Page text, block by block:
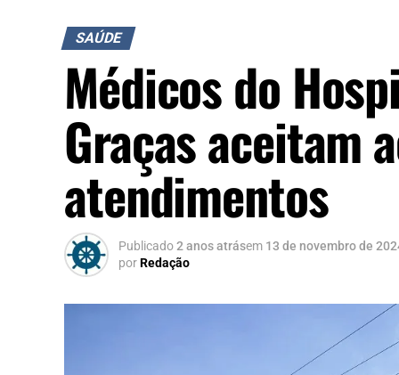
SAÚDE
Médicos do
Graças aceitam
atendimentos
Publicado2 anos atrásem 13 de novembro de
porRedação